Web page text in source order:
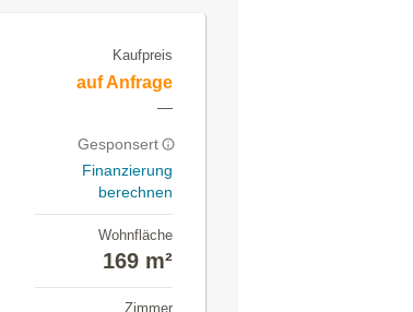
Kaufpreis
auf Anfrage
—
Gesponsert
Finanzierung
berechnen
Wohnfläche
169 m²
Zimmer